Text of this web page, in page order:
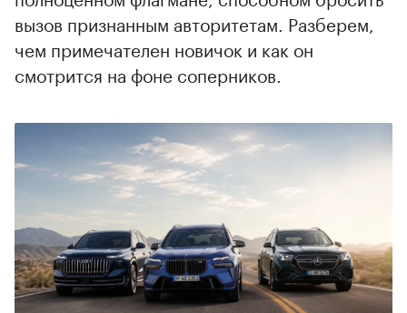
вызов признанным авторитетам. Разберем,
чем примечателен новичок и как он
смотрится на фоне соперников.